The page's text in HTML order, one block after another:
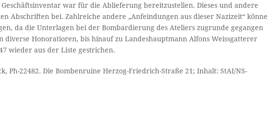
war für die Ablieferung bereitzustellen. Dieses und andere
Abschriften bei. Zahlreiche andere „Anfeindungen aus dieser Nazizeit“ könne
da die Unterlagen bei der Bombardierung des Ateliers zugrunde gegangen
diverse Honoratioren, bis hinauf zu Landeshauptmann Alfons Weissgatterer
wieder aus der Liste gestrichen.
Ph-22482. Die Bombenruine Herzog-Friedrich-Straße 21; Inhalt: StAI/NS-